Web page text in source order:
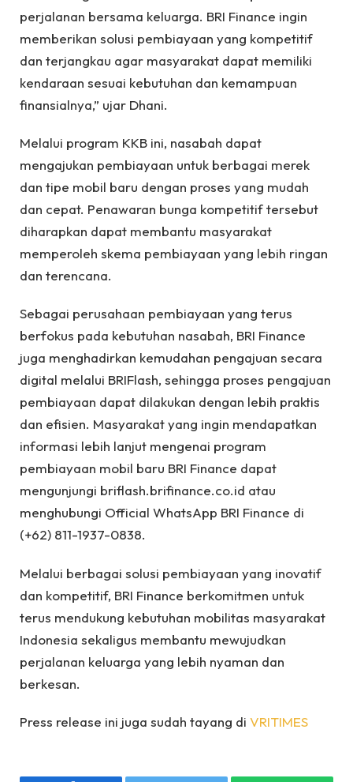
perjalanan bersama keluarga. BRI Finance ingin
memberikan solusi pembiayaan yang kompetitif
dan terjangkau agar masyarakat dapat memiliki
kendaraan sesuai kebutuhan dan kemampuan
finansialnya,” ujar Dhani.
Melalui program KKB ini, nasabah dapat
mengajukan pembiayaan untuk berbagai merek
dan tipe mobil baru dengan proses yang mudah
dan cepat. Penawaran bunga kompetitif tersebut
diharapkan dapat membantu masyarakat
memperoleh skema pembiayaan yang lebih ringan
dan terencana.
Sebagai perusahaan pembiayaan yang terus
berfokus pada kebutuhan nasabah, BRI Finance
juga menghadirkan kemudahan pengajuan secara
digital melalui BRIFlash, sehingga proses pengajuan
pembiayaan dapat dilakukan dengan lebih praktis
dan efisien. Masyarakat yang ingin mendapatkan
informasi lebih lanjut mengenai program
pembiayaan mobil baru BRI Finance dapat
mengunjungi briflash.brifinance.co.id atau
menghubungi Official WhatsApp BRI Finance di
(+62) 811-1937-0838.
Melalui berbagai solusi pembiayaan yang inovatif
dan kompetitif, BRI Finance berkomitmen untuk
terus mendukung kebutuhan mobilitas masyarakat
Indonesia sekaligus membantu mewujudkan
perjalanan keluarga yang lebih nyaman dan
berkesan.
Press release ini juga sudah tayang di VRITIMES